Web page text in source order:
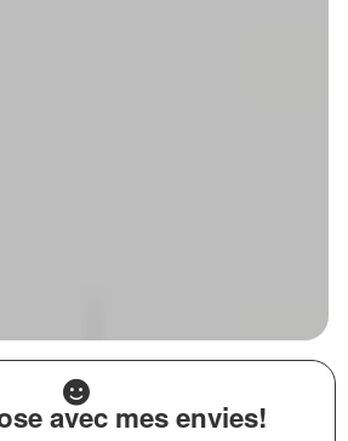
avec mes envies!